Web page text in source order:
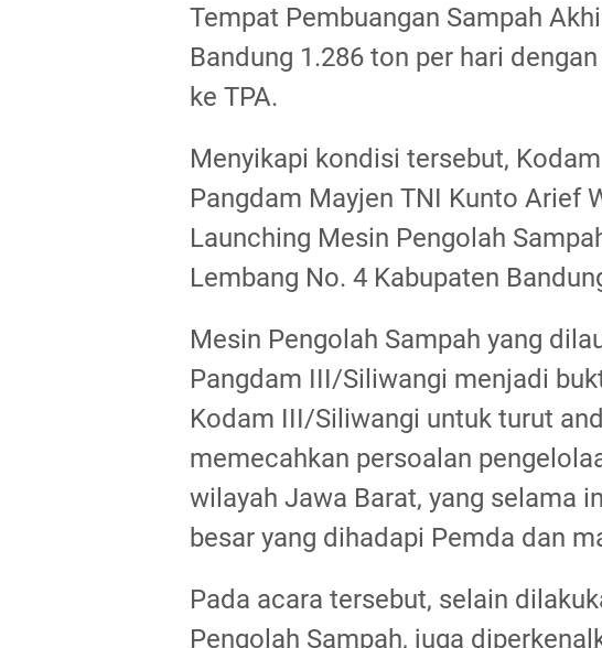
Tempat Pembuangan Sampah
Bandung 1.286 ton per hari
ke TPA.
Menyikapi kondisi tersebut,
Pangdam Mayjen TNI Kunto Arief
Launching Mesin Pengolah
Lembang No. 4 Kabupaten
Mesin Pengolah Sampah yang
Pangdam III/Siliwangi menjadi
Kodam III/Siliwangi untuk turut
memecahkan persoalan
wilayah Jawa Barat, yang selama
besar yang dihadapi Pemda dan
Pada acara tersebut, selain
Pengolah Sampah, juga